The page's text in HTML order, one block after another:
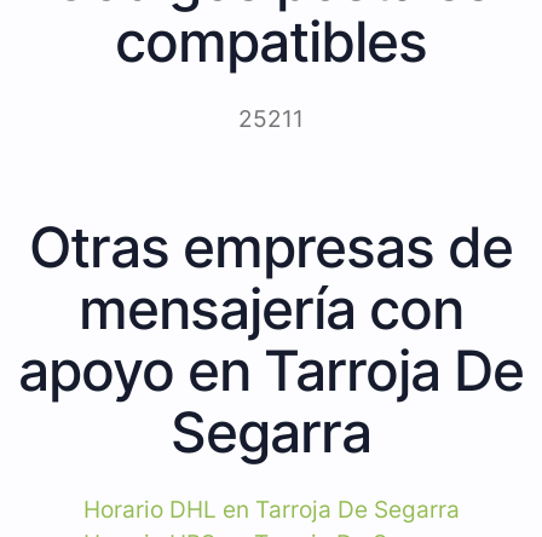
compatibles
25211
Otras empresas de
mensajería con
apoyo en Tarroja De
Segarra
Horario DHL en Tarroja De Segarra